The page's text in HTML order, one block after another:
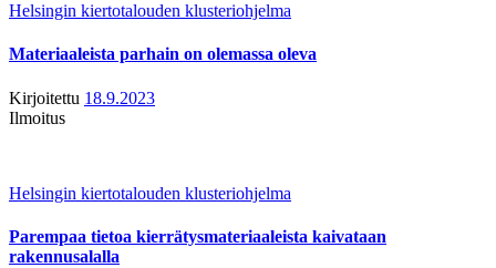
Helsingin kiertotalouden klusteriohjelma
Materiaaleista parhain on olemassa oleva
Kirjoitettu 18.9.2023
Ilmoitus
Helsingin kiertotalouden klusteriohjelma
Parempaa tietoa kierrätysmateriaaleista kaivataan
rakennusalalla